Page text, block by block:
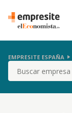
EMPRESITE ESPAÑA
Buscar